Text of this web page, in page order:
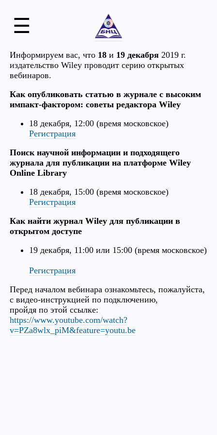
☰
Информируем вас, что 18 и 19 декабря 2019 г.
издательство Wiley проводит серию открытых
вебинаров.
Как опубликовать статью в журнале с высоким
импакт-фактором: cоветы редактора Wiley
18 декабря, 12:00 (время московское)
Регистрация
Поиск научной информации и подходящего
журнала для публикации на платформе Wiley
Online Library
18 декабря, 15:00 (время московское)
Регистрация
Как найти журнал Wiley для публикации в
открытом доступе
19 декабря, 11:00 или 15:00 (время московское)
Регистрация
Перед началом вебинара ознакомьтесь, пожалуйста,
с видео-инструкцией по подключению,
пройдя по этой ссылке:
https://www.youtube.com/watch?
v=PZa8wlx_piM&feature=youtu.be